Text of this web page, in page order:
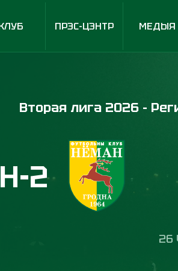
ПРЭС-ЦЭНТР МЕДЫЯ
Вторая лига 2026 -
2
26